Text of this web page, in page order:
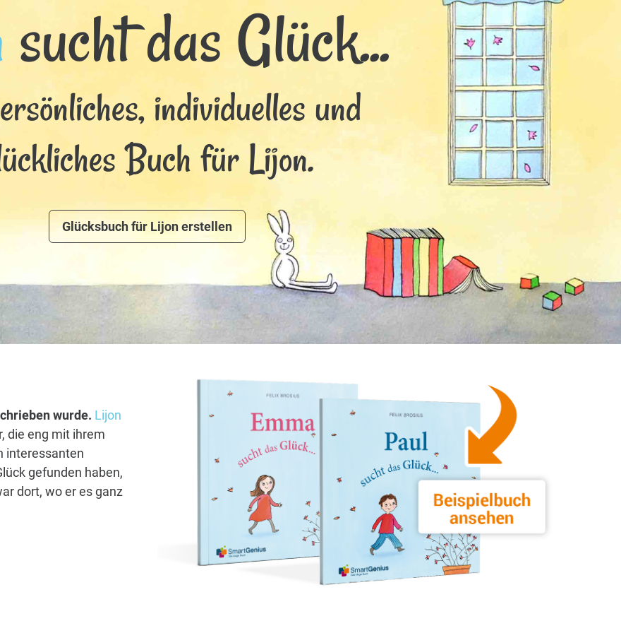
sucht das Glück...
individuelles und
Buch für Lijon.
Glücksbuch für Lijon erstellen
wurde. Lijon
die eng mit ihrem
interessanten
gefunden haben,
dort, wo er es ganz